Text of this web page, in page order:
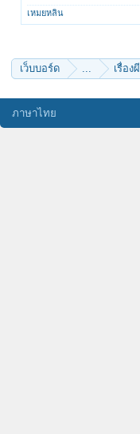
เหมยหลิน
เว็บบอร์ด ... เรื่องผี
ภาษาไทย